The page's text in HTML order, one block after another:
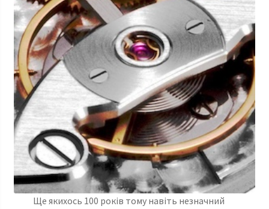
Ще якихось 100 років тому навіть незначний